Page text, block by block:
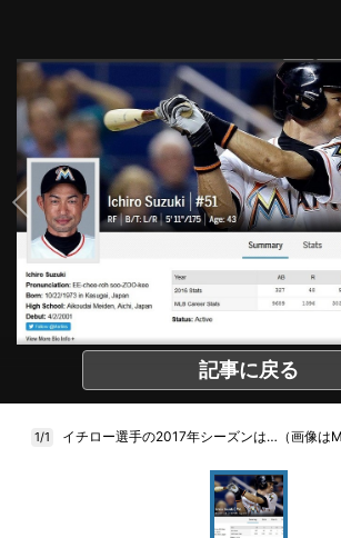
記事に戻る
1/1 イチロー選手の2017年シーズンは…（画像は